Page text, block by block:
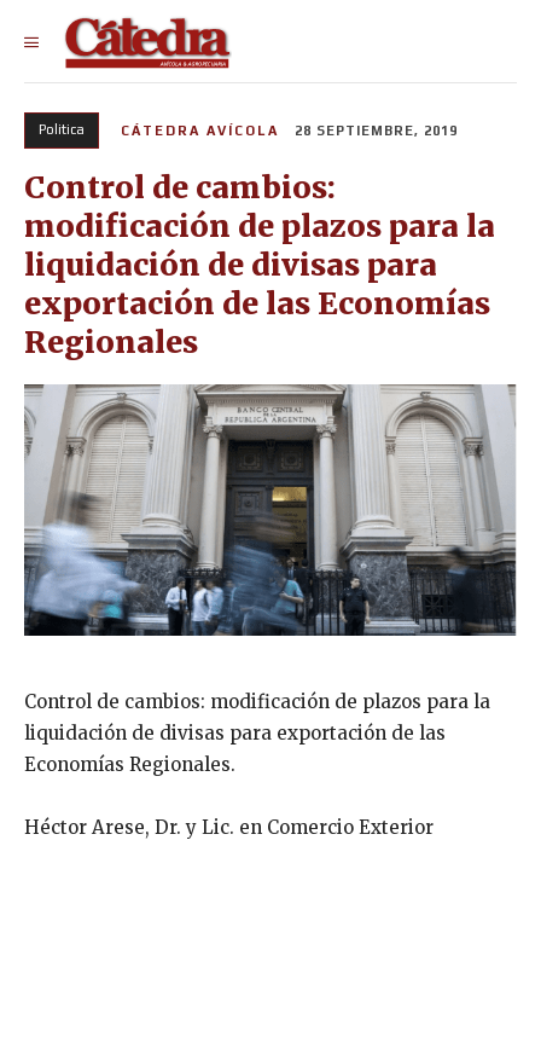
Politica CÁTEDRA AVÍCOLA 28 SEPTIEMBRE, 2019
Control de cambios:
modificación de plazos para la
liquidación de divisas para
exportación de las Economías
Regionales
Control de cambios: modificación de plazos para la
liquidación de divisas para exportación de las
Economías Regionales.
Héctor Arese, Dr. y Lic. en Comercio Exterior